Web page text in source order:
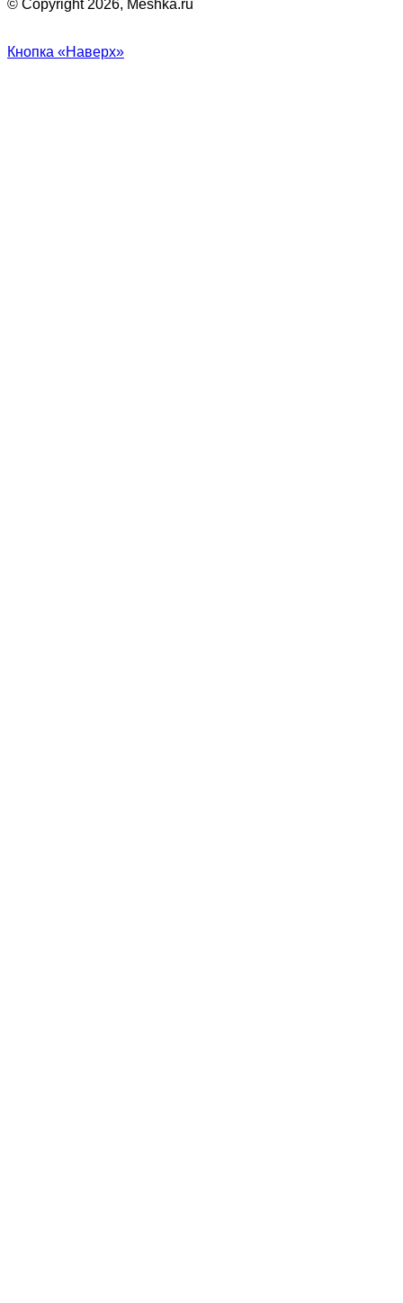
© Copyright 2026, Meshka.ru
Кнопка «Наверх»